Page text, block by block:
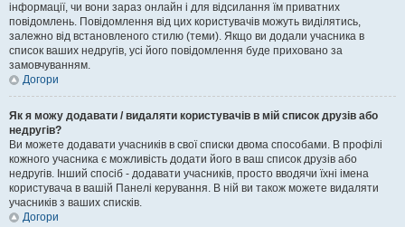
інформації, чи вони зараз онлайн і для відсилання їм приватних
повідомлень. Повідомлення від цих користувачів можуть виділятись,
залежно від встановленого стилю (теми). Якщо ви додали учасника в
список ваших недругів, усі його повідомлення буде приховано за
замовчуванням.
Догори
Як я можу додавати / видаляти користувачів в мій список друзів або
недругів?
Ви можете додавати учасників в свої списки двома способами. В профілі
кожного учасника є можливість додати його в ваш список друзів або
недругів. Інший спосіб - додавати учасників, просто вводячи їхні імена
користувача в вашій Панелі керування. В ній ви також можете видаляти
учасників з ваших списків.
Догори